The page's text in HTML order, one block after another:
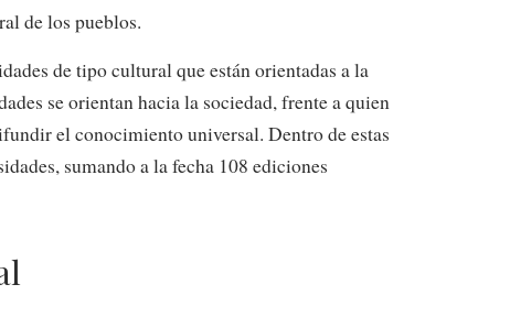
de los pueblos.
de tipo cultural que están orientadas a la
se orientan hacia la sociedad, frente a quien
el conocimiento universal. Dentro de estas
sumando a la fecha 108 ediciones